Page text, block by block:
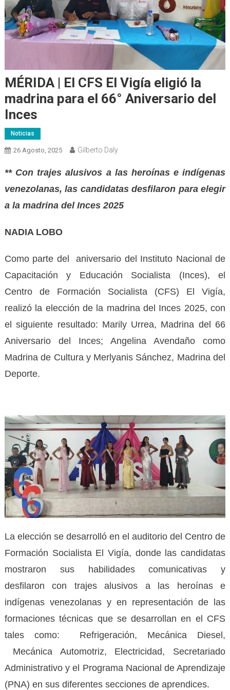
MÉRIDA | El CFS El Vigía eligió la
madrina para el 66° Aniversario del
Inces
Noticias
26 Agosto, 2025 Gilberto Daly
** Con trajes alusivos a las heroínas e indígenas
venezolanas,las candidatas desfilaron para elegir
a la madrina del Inces 2025
NADIA LOBO
Como parte del aniversario del Instituto Nacional de
Capacitación y Educación Socialista (Inces), el
Centro de Formación Socialista (CFS) El Vigía,
realizó la elección de la madrina del Inces 2025, con
el siguiente resultado: Marily Urrea, Madrina del 66
Aniversario del Inces; Angelina Avendaño como
Madrina de Cultura y Merlyanis Sánchez, Madrina del
Deporte.
La elección se desarrolló en el auditorio del Centro de
Formación Socialista El Vigía, donde las candidatas
mostraron sus habilidades comunicativas y
desfilaron con trajes alusivos a las heroínas e
indígenas venezolanas y en representación de las
formaciones técnicas que se desarrollan en el CFS
tales como: Refrigeración, Mecánica Diesel,
Mecánica Automotriz, Electricidad, Secretariado
Administrativo y el Programa Nacional de Aprendizaje
(PNA) en sus diferentes secciones de aprendices.